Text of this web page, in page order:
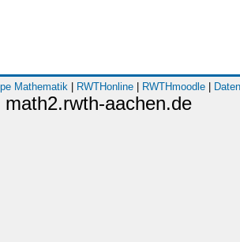
Mathematik RWTHonline RWTHmoodle
math2.rwth-aachen.de